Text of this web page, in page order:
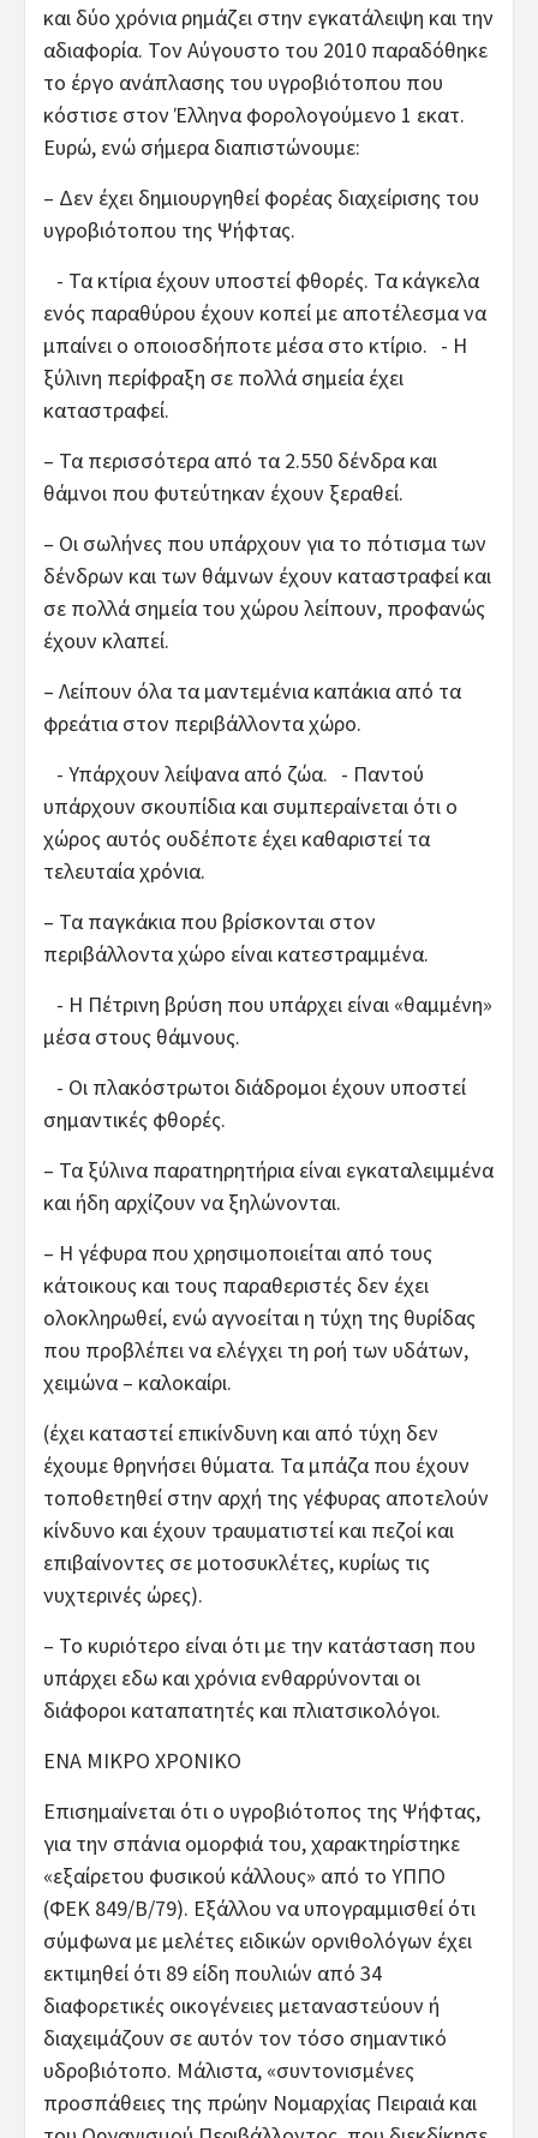
και δύο χρόνια ρημάζει στην εγκατάλειψη και την
αδιαφορία. Τον Αύγουστο του 2010 παραδόθηκε
το έργο ανάπλασης του υγροβιότοπου που
κόστισε στον Έλληνα φορολογούμενο 1 εκατ.
Ευρώ, ενώ σήμερα διαπιστώνουμε:
– Δεν έχει δημιουργηθεί φορέας διαχείρισης του
υγροβιότοπου της Ψήφτας.
- Τα κτίρια έχουν υποστεί φθορές. Τα κάγκελα
ενός παραθύρου έχουν κοπεί με αποτέλεσμα να
μπαίνει ο οποιοσδήποτε μέσα στο κτίριο. - Η
ξύλινη περίφραξη σε πολλά σημεία έχει
καταστραφεί.
– Τα περισσότερα από τα 2.550 δένδρα και
θάμνοι που φυτεύτηκαν έχουν ξεραθεί.
– Οι σωλήνες που υπάρχουν για το πότισμα των
δένδρων και των θάμνων έχουν καταστραφεί και
σε πολλά σημεία του χώρου λείπουν, προφανώς
έχουν κλαπεί.
– Λείπουν όλα τα μαντεμένια καπάκια από τα
φρεάτια στον περιβάλλοντα χώρο.
- Υπάρχουν λείψανα από ζώα. - Παντού
υπάρχουν σκουπίδια και συμπεραίνεται ότι ο
χώρος αυτός ουδέποτε έχει καθαριστεί τα
τελευταία χρόνια.
– Τα παγκάκια που βρίσκονται στον
περιβάλλοντα χώρο είναι κατεστραμμένα.
- Η Πέτρινη βρύση που υπάρχει είναι «θαμμένη»
μέσα στους θάμνους.
- Οι πλακόστρωτοι διάδρομοι έχουν υποστεί
σημαντικές φθορές.
– Τα ξύλινα παρατηρητήρια είναι εγκαταλειμμένα
και ήδη αρχίζουν να ξηλώνονται.
– Η γέφυρα που χρησιμοποιείται από τους
κάτοικους και τους παραθεριστές δεν έχει
ολοκληρωθεί, ενώ αγνοείται η τύχη της θυρίδας
που προβλέπει να ελέγχει τη ροή των υδάτων,
χειμώνα – καλοκαίρι.
(έχει καταστεί επικίνδυνη και από τύχη δεν
έχουμε θρηνήσει θύματα. Τα μπάζα που έχουν
τοποθετηθεί στην αρχή της γέφυρας αποτελούν
κίνδυνο και έχουν τραυματιστεί και πεζοί και
επιβαίνοντες σε μοτοσυκλέτες, κυρίως τις
νυχτερινές ώρες).
– Το κυριότερο είναι ότι με την κατάσταση που
υπάρχει εδω και χρόνια ενθαρρύνονται οι
διάφοροι καταπατητές και πλιατσικολόγοι.
ΕΝΑ ΜΙΚΡΟ ΧΡΟΝΙΚΟ
Επισημαίνεται ότι ο υγροβιότοπος της Ψήφτας,
για την σπάνια ομορφιά του, χαρακτηρίστηκε
«εξαίρετου φυσικού κάλλους» από το ΥΠΠΟ
(ΦΕΚ 849/Β/79). Εξάλλου να υπογραμμισθεί ότι
σύμφωνα με μελέτες ειδικών ορνιθολόγων έχει
εκτιμηθεί ότι 89 είδη πουλιών από 34
διαφορετικές οικογένειες μεταναστεύουν ή
διαχειμάζουν σε αυτόν τον τόσο σημαντικό
υδροβιότοπο. Μάλιστα, «συντονισμένες
προσπάθειες της πρώην Νομαρχίας Πειραιά και